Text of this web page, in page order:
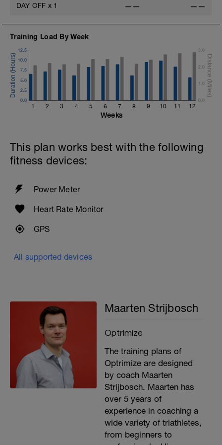
DAY OFF x 1 —— ——
Training Load By Week
1 2 3 4 5 6 7 8 9 10 11 12
0.0
2.5
5.0
7.5
10.0
12.5
0.0
1.0
2.0
3.0
Weeks
This plan works best with the following
fitness devices:
Power Meter
Heart Rate Monitor
GPS
All supported devices
Maarten Strijbosch
Optrimize
The training plans of
Optrimize are designed
by coach Maarten
Strijbosch. Maarten has
over 5 years of
experience in coaching a
wide variety of triathletes,
from beginners to